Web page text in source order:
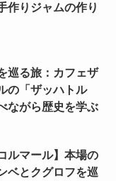
作りジャムの作り
巡る旅：カフェザ
の「ザッハトル
ながら歴史を学ぶ
ルマール】本場の
ベとクグロフを巡